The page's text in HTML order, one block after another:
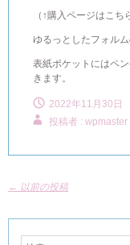
（↑購入ページはこち
ゆるっとしたフォル
表紙ポケットにはペ
きます。
2022年11月30日
投稿者 : wpmaster
← 以前の投稿